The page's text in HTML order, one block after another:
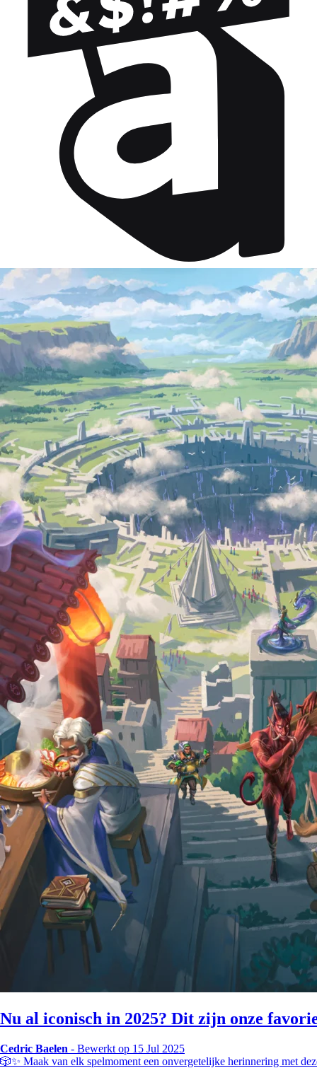
Nu al iconisch in 2025? Dit zijn onze
Cedric Baelen - Bewerkt op 15 Jul 2025
🎲✨ Maak van elk spelmoment een onvergetelijke herinnering met